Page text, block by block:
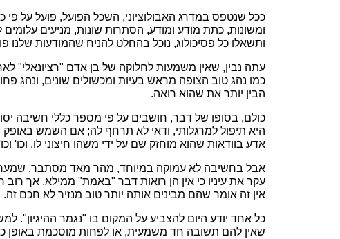
ככל שנטפס במדרג האבולוציוני, השכל הפועל, פועל על פי
ומשונות, כתת מודע ומודע, הסתרות שונות, מניעים
ותשאלו כל פסיכולוג, נוכל בהחלט להניח שהמודעות
עתה נבין, שאין משמעות לחלוקה של בן אדם "רציונאלי"
כמו נהג טוב הצופה מראש בעיות ומכשולים שונים, ונהג
הבין יותר את שהוא רואה.
כולם, בסופו של דבר, חושבים על פי מספר כללי חשיבה
היא תיפול למרגלותי, ודאי לא תרחף לה; אם השמש באופק
אדע בוודאות שהוא מוחזק שם על ידי משהו חיצוני לו, וכו'
אבל בחשיבה לא עמוקה במיוחד, מהר מאד מסתבר, שמערכת
עקר את עיניו כי אין הן רואות דבר "באמת" ממילא. אך
אין זה אומר שהם מבינים אותה יותר טוב מנזיר לא חכם זה.
כל אחד יודע היום להצביע על המקום בו "נגמר ההיגיון".
שאין להם תשובה חד משמעית, או לפחות מוסכמת באופן כן